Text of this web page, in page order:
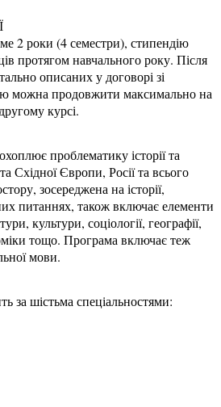
роки (4 семестри), стипендію
протягом навчального року. Після
описаних у договорі зі
можна продовжити максимально на
курсі.
проблематику історії та
Східної Європи, Росії та всього
зосереджена на історії,
питаннях, також включає елементи
культури, соціології, географії,
тощо. Програма включає теж
мови.
шістьма спеціальностями: